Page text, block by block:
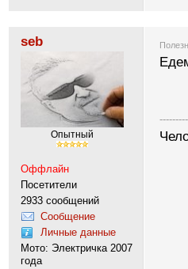
seb
Опытный
Оффлайн
Посетители
2933 сообщений
Сообщение
Личные данные
Мото: Электричка 2007
года